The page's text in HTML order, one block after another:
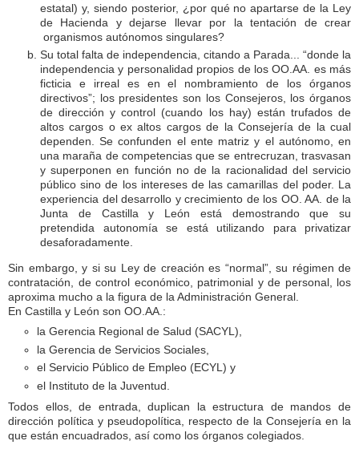
estatal) y, siendo posterior, ¿por qué no apartarse de la Ley
de Hacienda y dejarse llevar por la tentación de crear
organismos autónomos singulares?
Su total falta de independencia, citando a Parada... “donde la
independencia y personalidad propios de los OO.AA. es más
ficticia e irreal es en el nombramiento de los órganos
directivos”; los presidentes son los Consejeros, los órganos
de dirección y control (cuando los hay) están trufados de
altos cargos o ex altos cargos de la Consejería de la cual
dependen. Se confunden el ente matriz y el autónomo, en
una maraña de competencias que se entrecruzan, trasvasan
y superponen en función no de la racionalidad del servicio
público sino de los intereses de las camarillas del poder. La
experiencia del desarrollo y crecimiento de los OO. AA. de la
Junta de Castilla y León está demostrando que su
pretendida autonomía se está utilizando para privatizar
desaforadamente.
Sin embargo, y si su Ley de creación es “normal”, su régimen de
contratación, de control económico, patrimonial y de personal, los
aproxima mucho a la figura de la Administración General.
En Castilla y León son OO.AA.:
la Gerencia Regional de Salud (SACYL),
la Gerencia de Servicios Sociales,
el Servicio Público de Empleo (ECYL) y
el Instituto de la Juventud.
Todos ellos, de entrada, duplican la estructura de mandos de
dirección política y pseudopolítica, respecto de la Consejería en la
que están encuadrados, así como los órganos colegiados.